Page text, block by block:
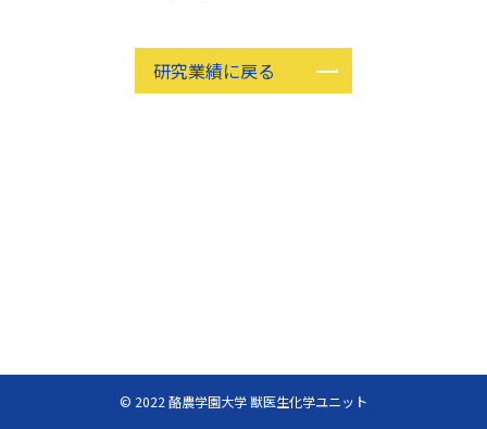
研究業績に戻る
© 2022 酪農学園大学 獣医生化学ユニット